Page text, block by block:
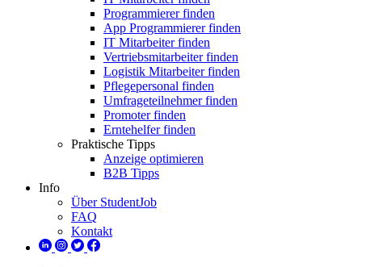
Programmierer finden
App Programmierer finden
IT Mitarbeiter finden
Vertriebsmitarbeiter finden
Logistik Mitarbeiter finden
Pflegepersonal finden
Umfrageteilnehmer finden
Promoter finden
Erntehelfer finden
Praktische Tipps
Anzeige optimieren
B2B Tipps
Info
Über StudentJob
FAQ
Kontakt